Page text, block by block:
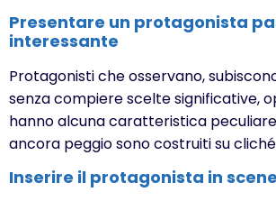
Presentare un protagonista
interessante
Protagonisti che osservano,
senza compiere scelte significative,
hanno alcuna caratteristica
ancora peggio sono costruiti su
Inserire il protagonista in